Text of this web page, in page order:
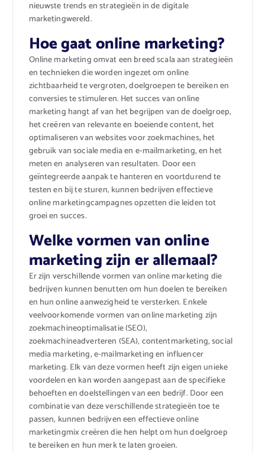
nieuwste trends en strategieën in de digitale
marketingwereld.
Hoe gaat online marketing?
Online marketing omvat een breed scala aan strategieën
en technieken die worden ingezet om online
zichtbaarheid te vergroten, doelgroepen te bereiken en
conversies te stimuleren. Het succes van online
marketing hangt af van het begrijpen van de doelgroep,
het creëren van relevante en boeiende content, het
optimaliseren van websites voor zoekmachines, het
gebruik van sociale media en e-mailmarketing, en het
meten en analyseren van resultaten. Door een
geïntegreerde aanpak te hanteren en voortdurend te
testen en bij te sturen, kunnen bedrijven effectieve
online marketingcampagnes opzetten die leiden tot
groei en succes.
Welke vormen van online
marketing zijn er allemaal?
Er zijn verschillende vormen van online marketing die
bedrijven kunnen benutten om hun doelen te bereiken
en hun online aanwezigheid te versterken. Enkele
veelvoorkomende vormen van online marketing zijn
zoekmachineoptimalisatie (SEO),
zoekmachineadverteren (SEA), contentmarketing, social
media marketing, e-mailmarketing en influencer
marketing. Elk van deze vormen heeft zijn eigen unieke
voordelen en kan worden aangepast aan de specifieke
behoeften en doelstellingen van een bedrijf. Door een
combinatie van deze verschillende strategieën toe te
passen, kunnen bedrijven een effectieve online
marketingmix creëren die hen helpt om hun doelgroep
te bereiken en hun merk te laten groeien.